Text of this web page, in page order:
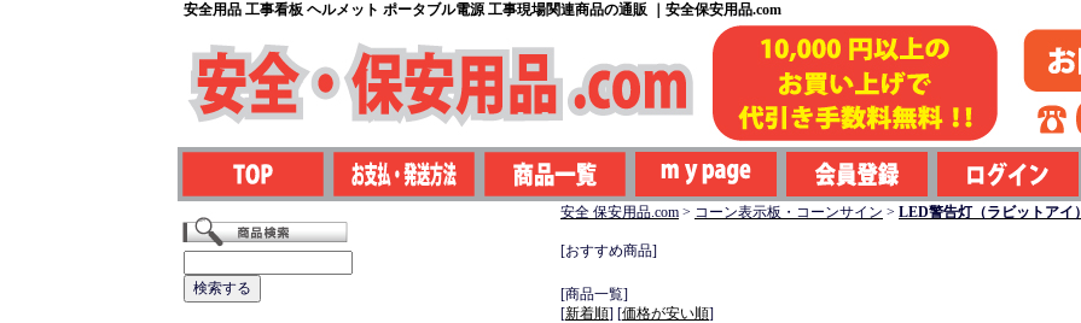
安全用品 工事看板 ヘルメット ポータブル電源 工事現場関連商品の通販 ｜安全保安用品.com
安全 保安用品.com > コーン表示板・コーンサイン > LED警告灯（ラビットアイ）
[おすすめ商品]
[商品一覧]
[新着順] [価格が安い順]